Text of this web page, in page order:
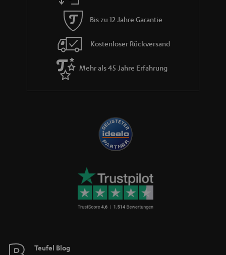
Bis zu 12 Jahre Garantie
Kostenloser Rückversand
Mehr als 45 Jahre Erfahrung
Teufel Blog